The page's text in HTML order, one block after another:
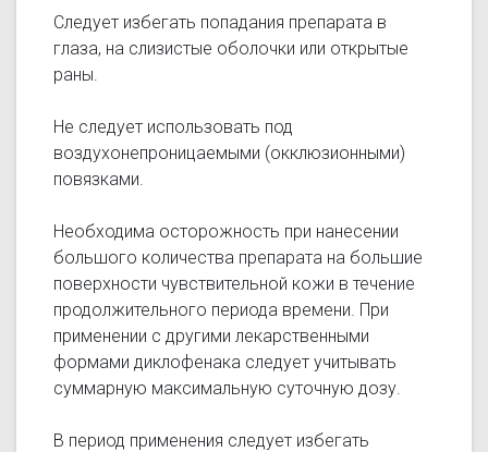
Следует избегать попадания препарата в
глаза, на слизистые оболочки или открытые
раны.
Не следует использовать под
воздухонепроницаемыми (окклюзионными)
повязками.
Необходима осторожность при нанесении
большого количества препарата на большие
поверхности чувствительной кожи в течение
продолжительного периода времени. При
применении с другими лекарственными
формами диклофенака следует учитывать
суммарную максимальную суточную дозу.
В период применения следует избегать